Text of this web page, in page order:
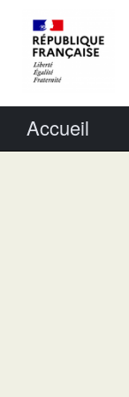
Accueil